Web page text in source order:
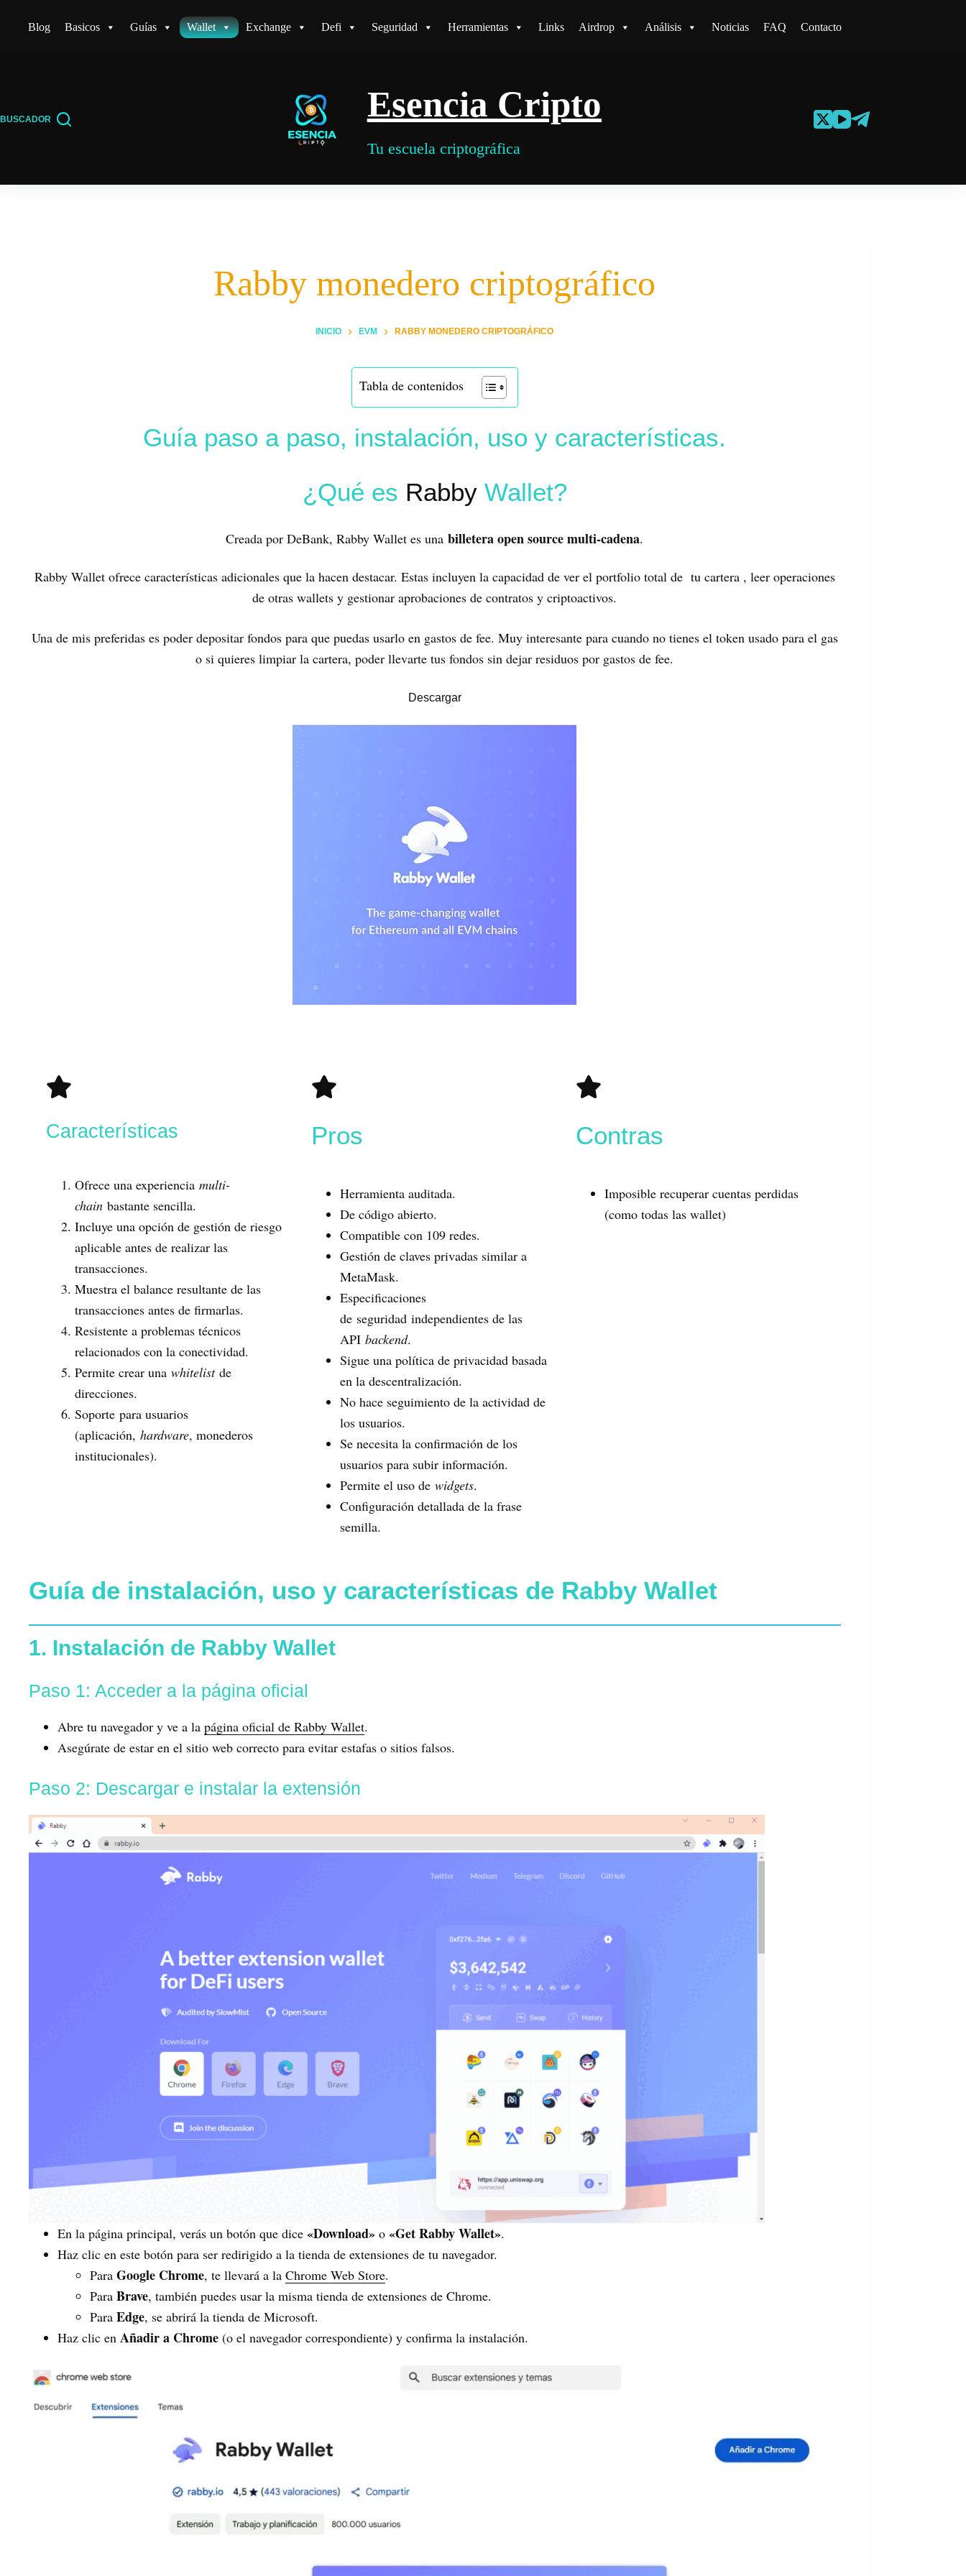
Blog Basicos Guías Wallet Exchange Defi Seguridad Herramientas Links Airdrop Análisis Noticias FAQ Contacto
BUSCADOR Esencia Cripto
Tu escuela criptográfica
Rabby monedero criptográfico
INICIO EVM RABBY MONEDERO CRIPTOGRÁFICO
Tabla de contenidos
Guía paso a paso, instalación, uso y características.
¿Qué es Rabby Wallet?
Creada por DeBank, Rabby Wallet es unabilletera open source multi-cadena.
Rabby Wallet ofrece características adicionales que la hacen destacar. Estas incluyen la capacidad de ver el portfolio total de tu cartera , leer operaciones
de otras wallets y gestionar aprobaciones de contratos y criptoactivos.
Una de mis preferidas es poder depositar fondos para que puedas usarlo en gastos de fee. Muy interesante para cuando no tienes el token usado para el gas
o si quieres limpiar la cartera, poder llevarte tus fondos sin dejar residuos por gastos de fee.
Descargar
Características
Ofrece una experiencia multi-
chain bastante sencilla.
Incluye una opción de gestión de riesgo
aplicable antes de realizar las
transacciones.
Muestra el balance resultante de las
transacciones antes de firmarlas.
Resistente a problemas técnicos
relacionados con la conectividad.
Permite crear una whitelistde
direcciones.
Soporte para usuarios
(aplicación, hardware, monederos
institucionales).
Pros
Herramienta auditada.
De código abierto.
Compatible con 109 redes.
Gestión de claves privadas similar a
MetaMask.
Especificaciones
de seguridad independientes de las
API backend.
Sigue una política de privacidad basada
en la descentralización.
No hace seguimiento de la actividad de
los usuarios.
Se necesita la confirmación de los
usuarios para subir información.
Permite el uso de widgets.
Configuración detallada de la frase
semilla.
Contras
Imposible recuperar cuentas perdidas
(como todas las wallet)
Guía de instalación, uso y características de Rabby Wallet
1. Instalación de Rabby Wallet
Paso 1: Acceder a la página oficial
Abre tu navegador y ve a la página oficial de Rabby Wallet.
Asegúrate de estar en el sitio web correcto para evitar estafas o sitios falsos.
Paso 2: Descargar e instalar la extensión
En la página principal, verás un botón que dice «Download» o «Get Rabby Wallet».
Haz clic en este botón para ser redirigido a la tienda de extensiones de tu navegador.
Para Google Chrome, te llevará a la Chrome Web Store.
Para Brave, también puedes usar la misma tienda de extensiones de Chrome.
Para Edge, se abrirá la tienda de Microsoft.
Haz clic en Añadir a Chrome (o el navegador correspondiente) y confirma la instalación.